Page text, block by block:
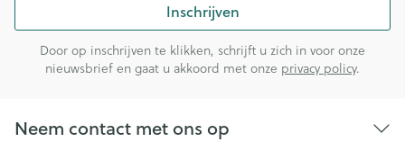
Inschrijven
Door op inschrijven te klikken, schrijft u zich in voor onze
nieuwsbrief en gaat u akkoord met onze privacy policy.
Neem contact met ons op